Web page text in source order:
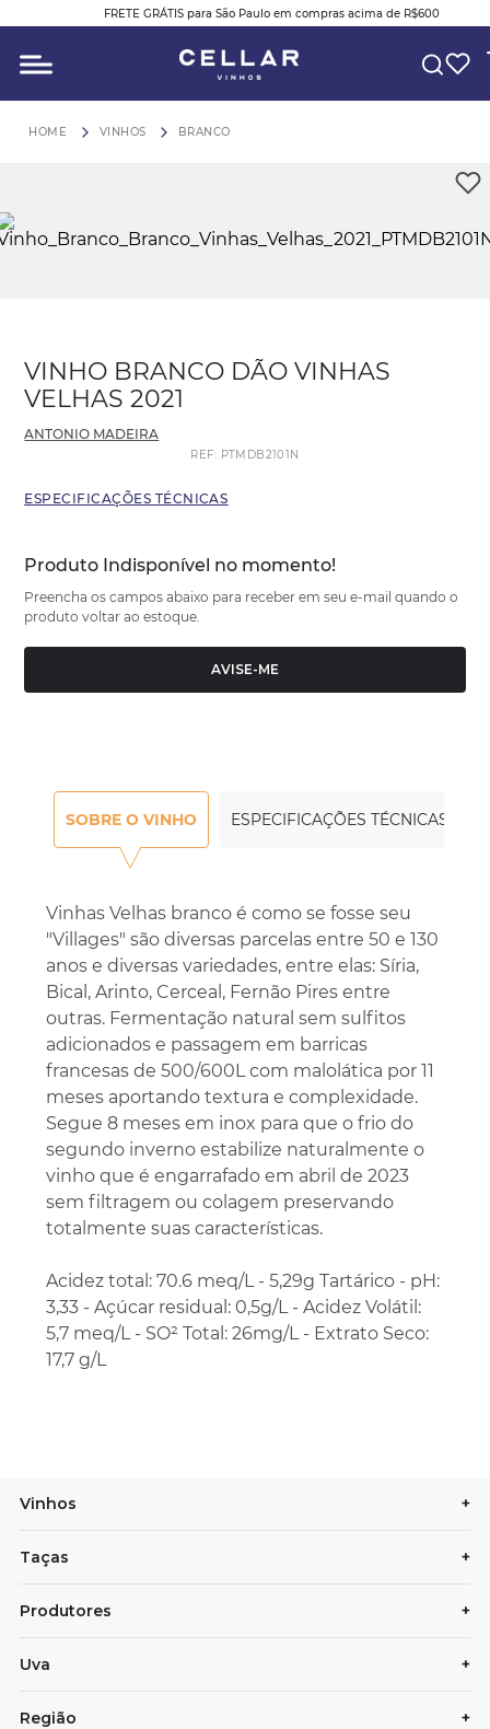
FRETE GRÁTIS para São Paulo em compras acima de R$600
VINHOS BRANCO
VINHO BRANCO DÃO VINHAS
VELHAS 2021
ANTONIO MADEIRA
REF: PTMDB2101N
ESPECIFICAÇÕES TÉCNICAS
Produto Indisponível no momento!
Preencha os campos abaixo para receber em seu e-mail quando o
produto voltar ao estoque.
AVISE-ME
SOBRE O VINHO ESPECIFICAÇÕES TÉCNICAS
Vinhas Velhas branco é como se fosse seu
"Villages" são diversas parcelas entre 50 e 130
anos e diversas variedades, entre elas: Síria,
Bical, Arinto, Cerceal, Fernão Pires entre
outras. Fermentação natural sem sulfitos
adicionados e passagem em barricas
francesas de 500/600L com malolática por 11
meses aportando textura e complexidade.
Segue 8 meses em inox para que o frio do
segundo inverno estabilize naturalmente o
vinho que é engarrafado em abril de 2023
sem filtragem ou colagem preservando
totalmente suas características.
Acidez total: 70.6 meq/L - 5,29g Tartárico - pH:
3,33 - Açúcar residual: 0,5g/L - Acidez Volátil:
5,7 meq/L - SO² Total: 26mg/L - Extrato Seco:
17,7 g/L
Vinhos +
Taças +
Produtores +
Uva +
Região +